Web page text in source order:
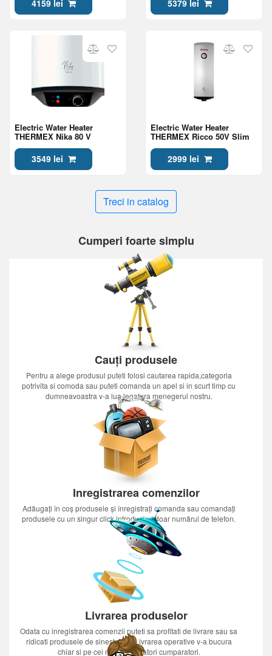
4159 lei 5379 lei
Electric Water Heater
THERMEX Nika 80 V
3549 lei
Electric Water Heater
THERMEX Ricco 50V Slim
2999 lei
Treci in catalog
Cumperi foarte simplu
Cauți produsele
Pentru a alege produsul puteti folosi cautarea rapida,categoria
potrivita si comoda sau puteti comanda un apel si in scurt timp cu
dumneavoastra v-a lua legatura menegerul nostru.
Inregistrarea comenzilor
Adăugați în coș produsele și înregistrați comanda sau comandați
produsele cu un singur click introducînd doar numărul de telefon.
Livrarea produselor
Odata cu inregistrarea comenzii puteti sa profitati de livrare sau sa
ridicati produsele de sinestatator.Livrarea operative v-a bucura
chiar si pe cei mai nerabdatori cumparatori.